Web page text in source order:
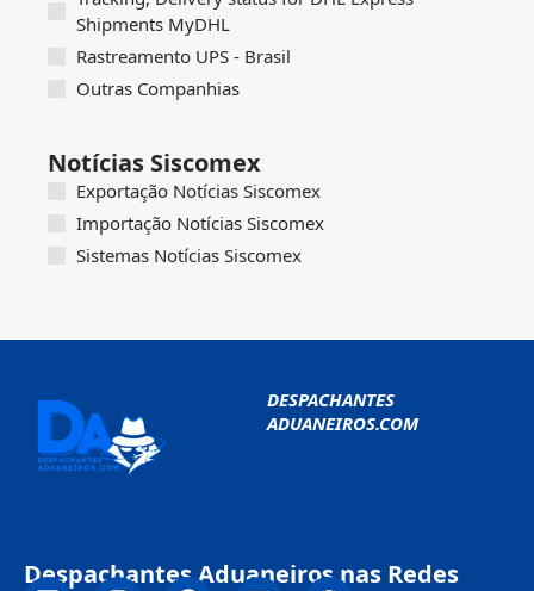
Shipments MyDHL
Rastreamento UPS - Brasil
Outras Companhias
Notícias Siscomex
Exportação Notícias Siscomex
Importação Notícias Siscomex
Sistemas Notícias Siscomex
DESPACHANTES
ADUANEIROS.COM
Despachantes Aduaneiros nas Redes